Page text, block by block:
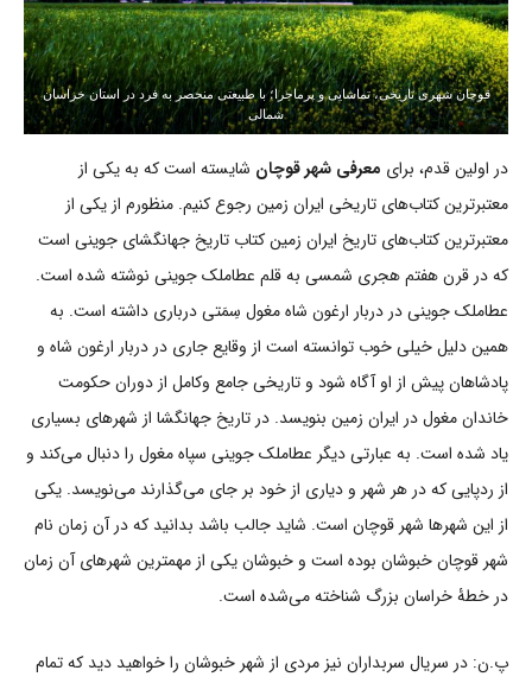
قوچان شهری تاریخی، تماشایی و پرماجرا؛ با طبیعتی منحصر به فرد در استان خراسان
شمالی
در اولین قدم، برای معرفی شهر قوچان شایسته است که به یکی از
معتبرترین کتاب‌های تاریخی ایران زمین رجوع کنیم. منظورم از یکی از
معتبرترین کتاب‌های تاریخ ایران زمین کتاب تاریخ جهانگشای جوینی است
که در قرن هفتم هجری شمسی به قلم عطاملک جوینی نوشته شده است.
عطاملک جوینی در دربار ارغون شاه مغول سِمَتی درباری داشته است. به
همین دلیل خیلی خوب توانسته است از وقایع جاری در دربار ارغون شاه و
پادشاهان پیش از او آگاه شود و تاریخی جامع وکامل از دوران حکومت
خاندان مغول در ایران زمین بنویسد. در تاریخ جهانگشا از شهرهای بسیاری
یاد شده است. به عبارتی دیگر عطاملک جوینی سپاه مغول را دنبال می‌کند و
از ردپایی که در هر شهر و دیاری از خود بر جای می‌گذارند می‌نویسد. یکی
از این شهرها شهر قوچان است. شاید جالب باشد بدانید که در آن زمان نام
شهر قوچان خبوشان بوده است و خبوشان یکی از مهمترین شهرهای آن زمان
در خطۀ خراسان بزرگ شناخته می‌شده است.
پ.ن: در سریال سربداران نیز مردی از شهر خبوشان را خواهید دید که تمام